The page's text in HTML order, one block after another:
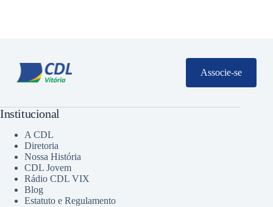
Associe-se
Institucional
A CDL
Diretoria
Nossa História
CDL Jovem
Rádio CDL VIX
Blog
Estatuto e Regulamento